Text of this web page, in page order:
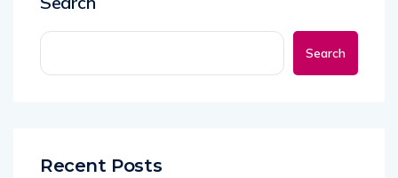
Search
Recent Posts